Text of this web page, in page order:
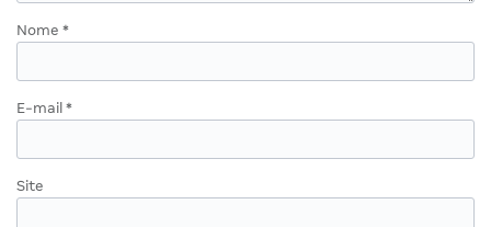
Nome *
E-mail *
Site